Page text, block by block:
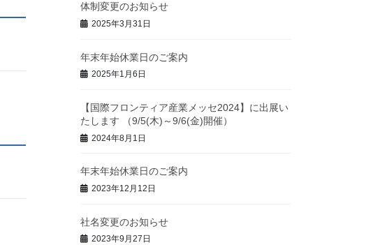
体制変更のお知らせ
2025年3月31日
年末年始休業日のご案内
2025年1月6日
【国際フロンティア産業メッセ2024】に出展い
たします （9/5(木)～9/6(金)開催）
2024年8月1日
年末年始休業日のご案内
2023年12月12日
社名変更のお知らせ
2023年9月27日